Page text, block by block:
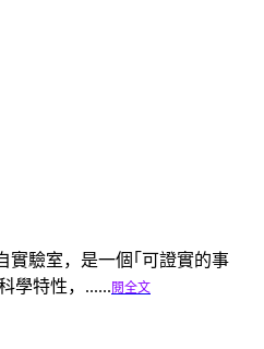
實驗室，是一個｢可證實的事
學特性，...... 閱全文